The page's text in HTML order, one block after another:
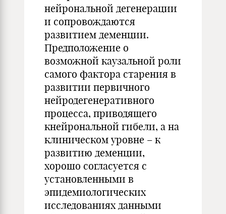
нейрональной дегенерации
и сопровождаются
развитием деменции.
Предположение о
возможной каузальной роли
самого фактора старения в
развитии первичного
нейродегенеративного
процесса, приводящего
кнейрональной гибели, а на
клиническом уровне – к
развитию деменции,
хорошо согласуется с
установленными в
эпидемиологических
исследованиях данными